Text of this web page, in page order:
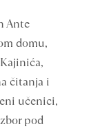
Ante
domu,
čitanja i
učenici,
pod